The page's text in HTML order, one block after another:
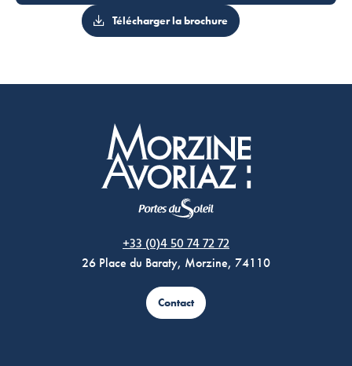
Télécharger la brochure
+33 (0)4 50 74 72 72
26 Place du Baraty, Morzine, 74110
Contact